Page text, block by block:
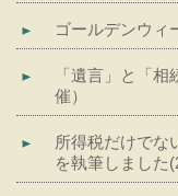
ゴールデンウィ
「遺言」と「
催）
所得税だけでな
を執筆しました